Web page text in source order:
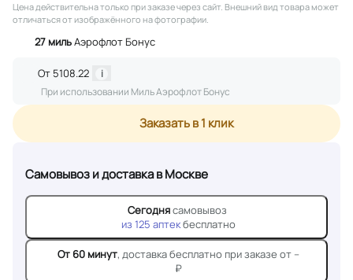
Цена действительна только при заказе через сайт. Внешний вид товара может
отличаться от изображённого на фотографии.
27 мильАэрофлот Бонус
От 5108.22
i
При использовании Миль Аэрофлот Бонус
Заказать в 1 клик
Самовывоз и доставкав Москве
Сегоднясамовывоз
из 125 аптекбесплатно
От 60 минут, доставкабесплатно при заказе от --
₽